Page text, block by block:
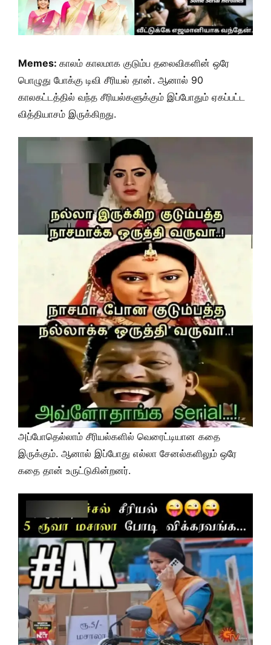
Memes: காலம் காலமாக குடும்ப தலைவிகளின் ஒரே
பொழுது போக்கு டிவி சீரியல் தான். ஆனால் 90
காலகட்டத்தில் வந்த சீரியல்களுக்கும் இப்போதும் ஏகப்பட்ட
வித்தியாசம் இருக்கிறது.
அப்போதெல்லாம் சீரியல்களில் வெரைட்டியான கதை
இருக்கும். ஆனால் இப்போது எல்லா சேனல்களிலும் ஒரே
கதை தான் உருட்டுகின்றனர்.